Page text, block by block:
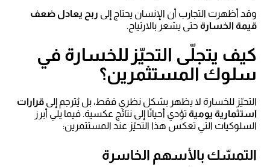
وقد أظهرت التجارب أن الإنسان يحتاج إلى ربح يعادل ضعف
قيمة الخسارة حتى يشعر بالارتياح.
كيف يتجلّى التحيّز للخسارة في
سلوك المستثمرين؟
التحيّز للخسارة لا يظهر بشكل نظري فقط، بل يُترجم إلى قرارات
استثمارية يوميةتؤدي أحيانًا إلى نتائج عكسية. فيما يلي أبرز
السلوكيات التي تعكس هذا التحيّز عند المستثمرين:
التمسّك بالأسهم الخاسرة